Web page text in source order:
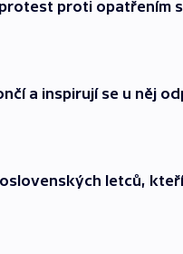
proti opatřením
a inspirují se u něj
letců,